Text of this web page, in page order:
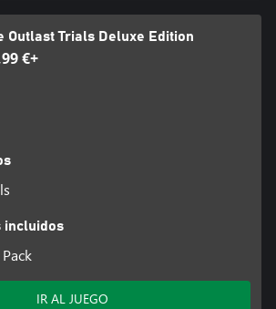
Outlast Trials Deluxe Edition
€+
incluidos
IR AL JUEGO